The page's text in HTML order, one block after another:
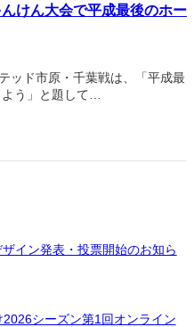
けん大会で平成最後のホー
ッド市原・千葉戦は、「平成最
う」と題して…
イン発表・投票開始のお知ら
2026シーズン第1回オンライン